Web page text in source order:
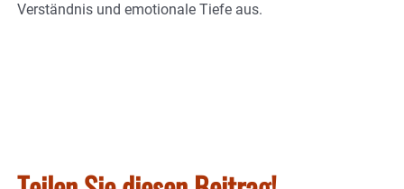
Verständnis und emotionale Tiefe aus.